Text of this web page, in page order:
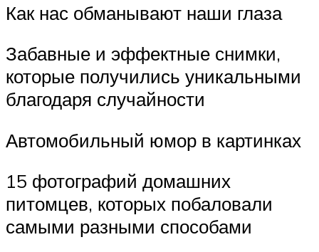
Как нас обманывают наши глаза
Забавные и эффектные снимки,
которые получились уникальными
благодаря случайности
Автомобильный юмор в картинках
15 фотографий домашних
питомцев, которых побаловали
самыми разными способами